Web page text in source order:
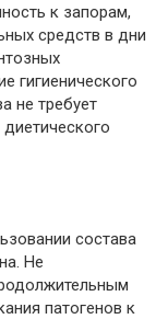
к запорам,
средств в дни
гигиенического
не требует
состава
Не
патогенов к